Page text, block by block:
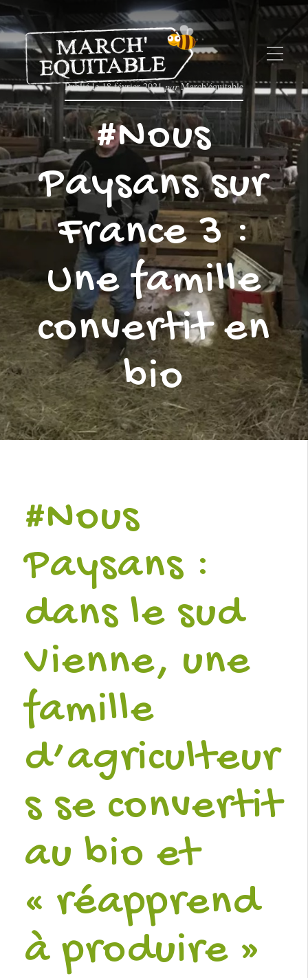
Publié le18 février 2021parMarch'équitable
#Nous
Paysans sur
France 3 :
Une famille
convertit en
bio
#Nous
Paysans :
dans le sud
Vienne, une
famille
d’agriculteur
s se convertit
au bio et
« réapprend
à produire »